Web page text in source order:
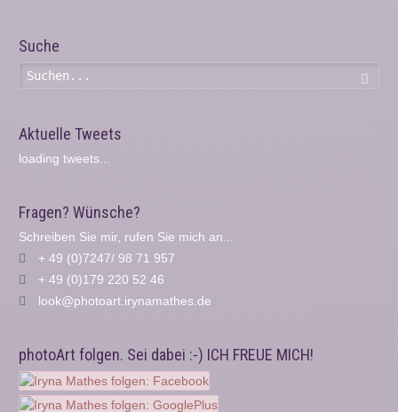
Suche
Aktuelle Tweets
loading tweets...
Fragen? Wünsche?
Schreiben Sie mir, rufen Sie mich an...
+ 49 (0)7247/ 98 71 957
+ 49 (0)179 220 52 46
look@photoart.irynamathes.de
photoArt folgen. Sei dabei :-) ICH FREUE MICH!